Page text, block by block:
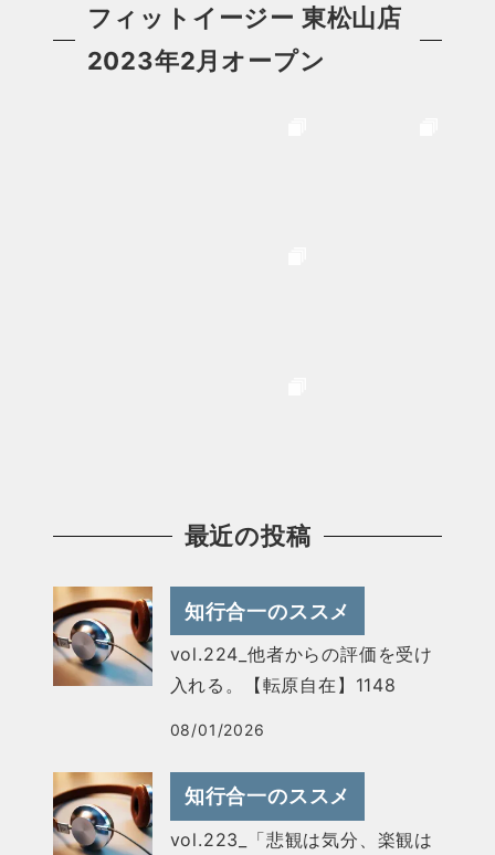
フィットイージー 東松山店
2023年2月オープン
最近の投稿
知行合一のススメ
vol.224_他者からの評価を受け
入れる。【転原自在】1148
08/01/2026
知行合一のススメ
vol.223_「悲観は気分、楽観は